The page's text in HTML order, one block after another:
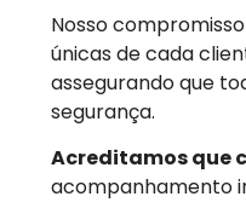
Nosso
únicas de cada
assegurando que
segurança.
Acreditamos que
acompanhamento